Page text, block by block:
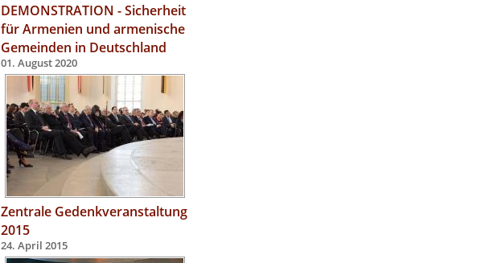
DEMONSTRATION - Sicherheit
für Armenien und armenische
Gemeinden in Deutschland
01. August 2020
Zentrale Gedenkveranstaltung
2015
24. April 2015